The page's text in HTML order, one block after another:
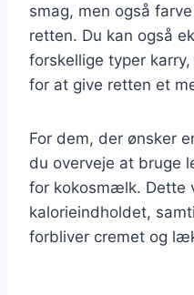
smag, men også
retten. Du kan også
forskellige typer
for at give retten et
For dem, der ønsker
du overveje at bruge
for kokosmælk. Dette
kalorieindholdet,
forbliver cremet og